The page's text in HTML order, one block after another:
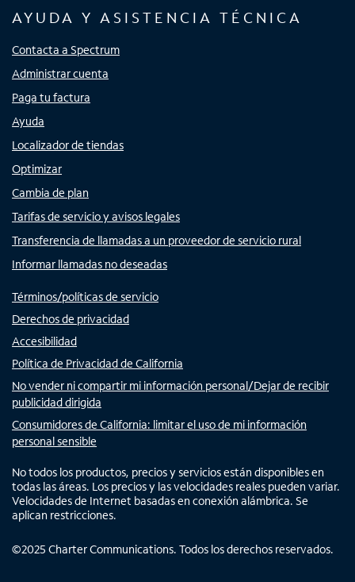
AYUDA Y ASISTENCIA TÉCNICA
Contacta a Spectrum
Administrar cuenta
Paga tu factura
Ayuda
Localizador de tiendas
Optimizar
Cambia de plan
Tarifas de servicio y avisos legales
Transferencia de llamadas a un proveedor de servicio rural
Informar llamadas no deseadas
Términos/políticas de servicio
Derechos de privacidad
Accesibilidad
Política de Privacidad de California
No vender ni compartir mi información personal/Dejar de recibir
publicidad dirigida
Consumidores de California: limitar el uso de mi información
personal sensible
No todos los productos, precios y servicios están disponibles en
todas las áreas. Los precios y las velocidades reales pueden variar.
Velocidades de Internet basadas en conexión alámbrica. Se
aplican restricciones.
©2025 Charter Communications. Todos los derechos reservados.